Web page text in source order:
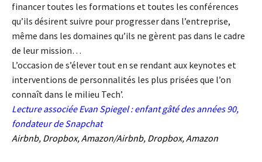
financer toutes les formations et toutes les conférences
qu’ils désirent suivre pour progresser dans l’entreprise,
même dans les domaines qu’ils ne gèrent pas dans le cadre
de leur mission…
L’occasion de s’élever tout en se rendant aux keynotes et
interventions de personnalités les plus prisées que l’on
connaît dans le milieu Tech’.
Lecture associéeEvan Spiegel : enfant gâté des années 90,
fondateur de Snapchat
Airbnb, Dropbox, Amazon/Airbnb, Dropbox, Amazon